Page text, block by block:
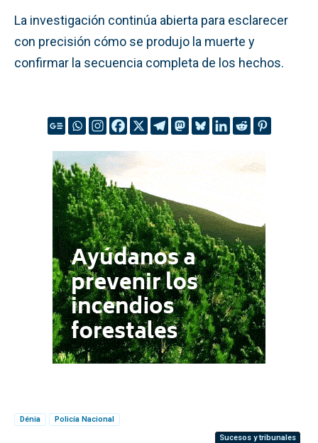
La investigación continúa abierta para esclarecer
con precisión cómo se produjo la muerte y
confirmar la secuencia completa de los hechos.
Dénia
Policía Nacional
Sucesos y tribunales